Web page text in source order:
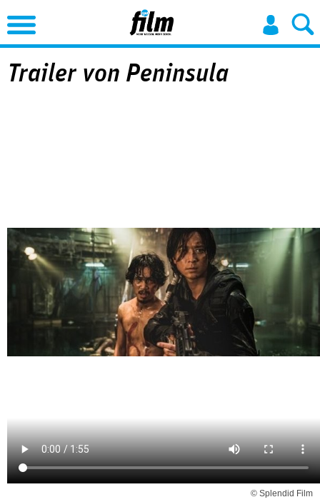
Jump to Navigation
Trailer von Peninsula
© Splendid Film